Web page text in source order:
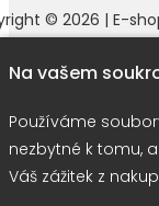
© 2026 | E-
Na vašem
Používáme
nezbytné k tomu,
Váš zážitek z